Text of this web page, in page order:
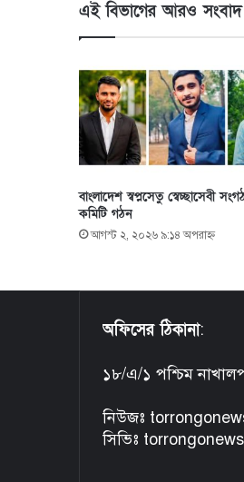
এই বিভাগের আরও সংবাদ
বাংলাদেশ স্বপ্নসেতু স্বেচ্ছাসেবী
কমিটি গঠন
আগস্ট ২, ২০২৬ ৯:১৪ অপরাহ্ণ
অফিসের ঠিকানা:
১৮/এ/১ পশ্চিম
নিউজঃ
সিভিঃ